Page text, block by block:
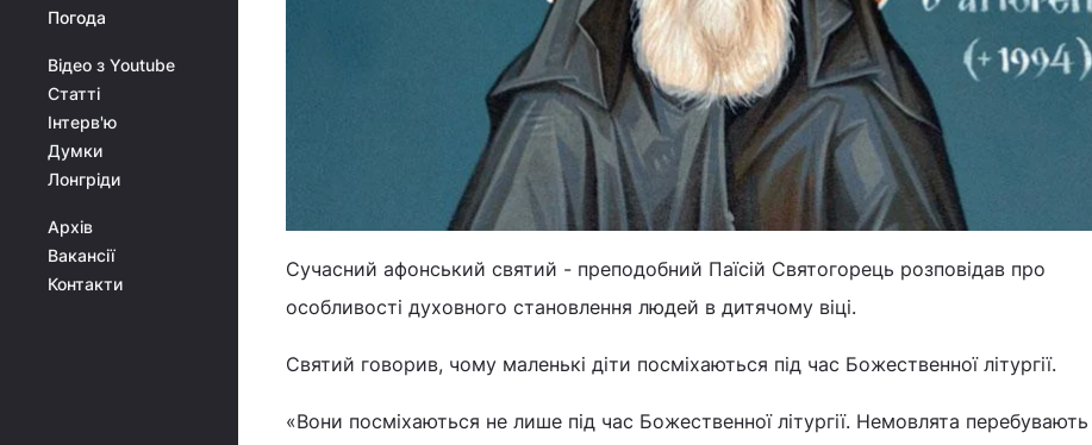
Погода
Відео з Youtube
Статті
Інтерв'ю
Думки
Лонгріди
Архів
Вакансії
Контакти
Сучасний афонський святий - преподобний Паїсій Святогорець розповідав про
особливості духовного становлення людей в дитячому віці.
Святий говорив, чому маленькі діти посміхаються під час Божественної літургії.
«Вони посміхаються не лише під час Божественної літургії. Немовлята